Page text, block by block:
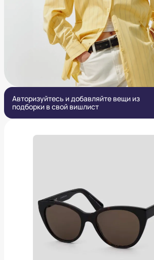
Авторизуйтесь и добавляйте вещи из
подборки в свой вишлист
Очки PYE Sunnies Josie
14 800 ₽
Добавить в вишлист